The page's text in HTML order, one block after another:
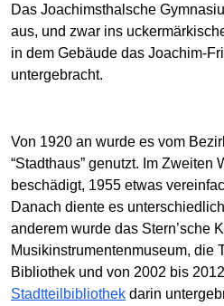
Das Joachimsthalsche
aus, und zwar ins
in dem Gebäude das Joachim-
untergebracht.
Von 1920 an wurde es vom
“Stadthaus” genutzt. Im Zweiten
beschädigt, 1955 etwas
Danach diente es
anderem wurde das Stern’sche
Musikinstrumentenmuseum, die
Bibliothek und von 2002 bis
Stadtteilbibliothek darin